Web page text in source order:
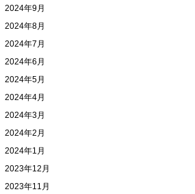
2024年9月
2024年8月
2024年7月
2024年6月
2024年5月
2024年4月
2024年3月
2024年2月
2024年1月
2023年12月
2023年11月